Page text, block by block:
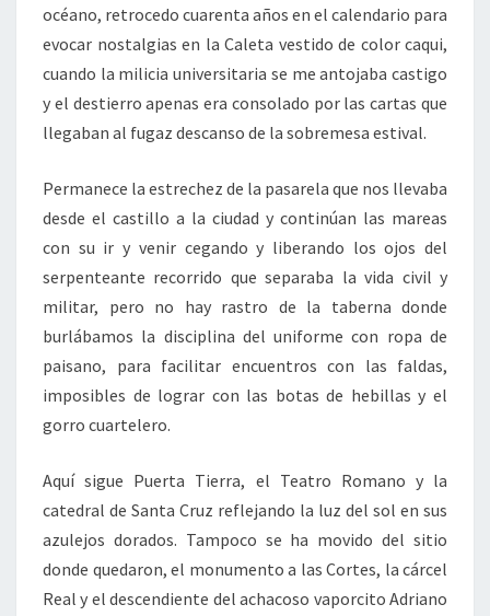
océano, retrocedo cuarenta años en el calendario para
evocar nostalgias en la Caleta vestido de color caqui,
cuando la milicia universitaria se me antojaba castigo
y el destierro apenas era consolado por las cartas que
llegaban al fugaz descanso de la sobremesa estival.
Permanece la estrechez de la pasarela que nos llevaba
desde el castillo a la ciudad y continúan las mareas
con su ir y venir cegando y liberando los ojos del
serpenteante recorrido que separaba la vida civil y
militar, pero no hay rastro de la taberna donde
burlábamos la disciplina del uniforme con ropa de
paisano, para facilitar encuentros con las faldas,
imposibles de lograr con las botas de hebillas y el
gorro cuartelero.
Aquí sigue Puerta Tierra, el Teatro Romano y la
catedral de Santa Cruz reflejando la luz del sol en sus
azulejos dorados. Tampoco se ha movido del sitio
donde quedaron, el monumento a las Cortes, la cárcel
Real y el descendiente del achacoso vaporcito Adriano